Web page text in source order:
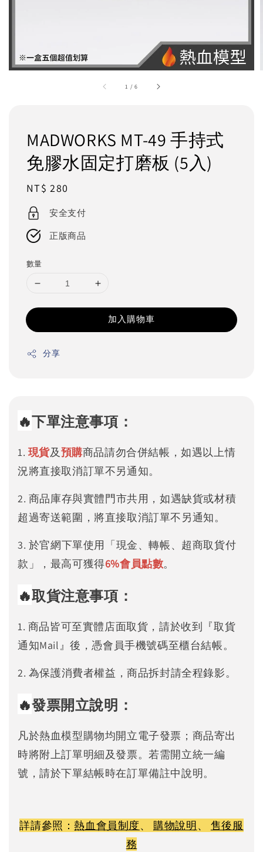
1 /6
MADWORKS MT-49 手持式
免膠水固定打磨板 (5入)
Regular
price
NT$ 280
安全支付
正版商品
數量
加入購物車
分享
🔥下單注意事項：
1. 現貨及預購商品請勿合併結帳，如遇以上情
況將直接取消訂單不另通知。
2. 商品庫存與實體門市共用，如遇缺貨或材積
超過寄送範圍，將直接取消訂單不另通知。
3. 於官網下單使用「現金、轉帳、超商取貨付
款」，最高可獲得6%會員點數。
🔥取貨注意事項：
1. 商品皆可至實體店面取貨，請於收到『取貨
通知Mail』後，憑會員手機號碼至櫃台結帳。
2. 為保護消費者權益，商品拆封請全程錄影。
🔥發票開立說明：
凡於熱血模型購物均開立電子發票；商品寄出
時將附上訂單明細及發票。若需開立統一編
號，請於下單結帳時在訂單備註中說明。
詳請參照：熱血會員制度、 購物說明、 售後服
務